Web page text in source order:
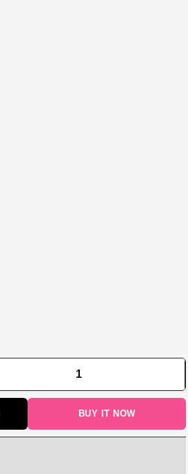
red
ブ
BUY IT NOW